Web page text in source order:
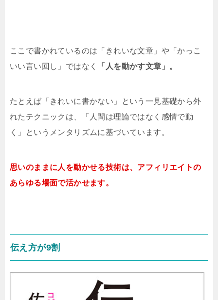
ここで書かれているのは「きれいな文章」や「かっこ
いい言い回し」ではなく
「人を動かす文章」。
たとえば「きれいに書かない」という一見基礎から外
れたテクニックは、「人間は理論ではなく感情で動
く」というメンタリズムに基づいています。
思いのままに人を動かせる技術は、アフィリエイトの
あらゆる場面で活かせます。
伝え方が9割